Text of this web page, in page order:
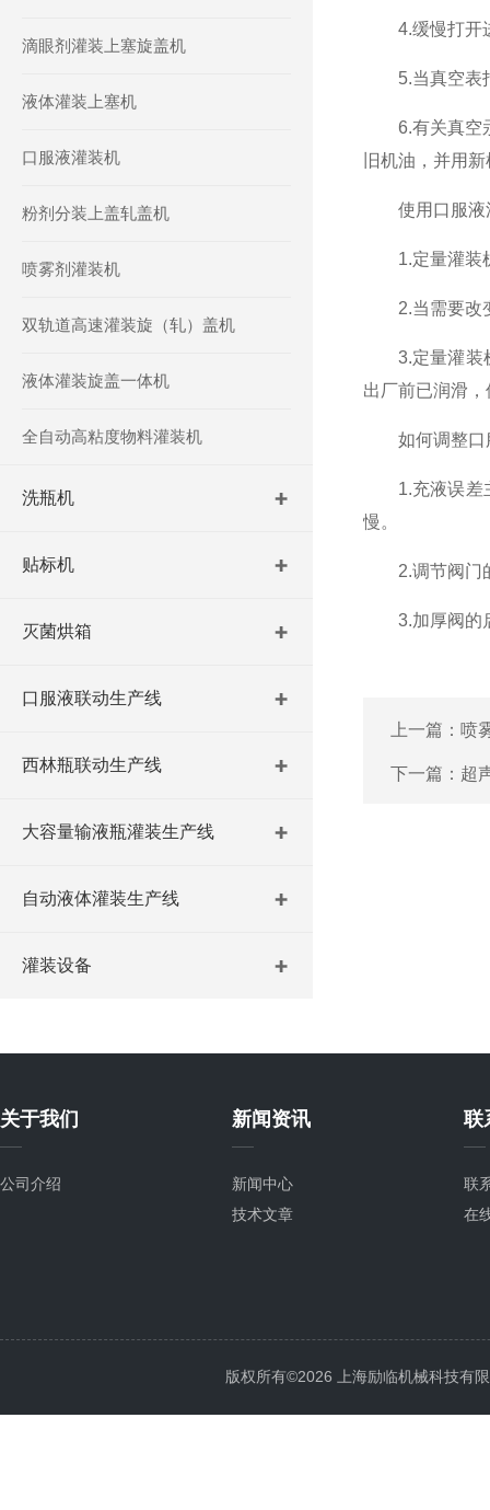
滴眼剂灌装上塞旋盖机
液体灌装上塞机
口服液灌装机
粉剂分装上盖轧盖机
喷雾剂灌装机
双轨道高速灌装旋（轧）盖机
液体灌装旋盖一体机
全自动高粘度物料灌装机
洗瓶机
贴标机
灭菌烘箱
口服液联动生产线
西林瓶联动生产线
大容量输液瓶灌装生产线
自动液体灌装生产线
灌装设备
4.缓慢打开进
5.当真空表指
6.有关真空汞
旧机油，并用
使用口服液
1.定量灌装机
2.当需要改变
3.定量灌装机
出厂前已润滑
如何调整口
1.充液误差主
慢。
2.调节阀门的
3.加厚阀的启
上一篇： 喷
下一篇： 超
关于我们
公司介绍
新闻资讯
新闻中心
技术文章
联
联
在
版权所有©2026 上海励临机械科技有